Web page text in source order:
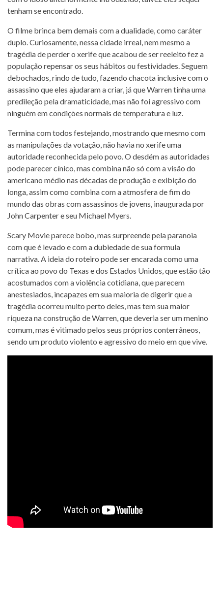
tenham se encontrado.
O filme brinca bem demais com a dualidade, como caráter
duplo. Curiosamente, nessa cidade irreal, nem mesmo a
tragédia de perder o xerife que acabou de ser reeleito fez a
população repensar os seus hábitos ou festividades. Seguem
debochados, rindo de tudo, fazendo chacota inclusive com o
assassino que eles ajudaram a criar, já que Warren tinha uma
predileção pela dramaticidade, mas não foi agressivo com
ninguém em condições normais de temperatura e luz.
Termina com todos festejando, mostrando que mesmo com
as manipulações da votação, não havia no xerife uma
autoridade reconhecida pelo povo. O desdém as autoridades
pode parecer cínico, mas combina não só com a visão do
americano médio nas décadas de produção e exibição do
longa, assim como combina com a atmosfera de fim do
mundo das obras com assassinos de jovens, inaugurada por
John Carpenter e seu Michael Myers.
Scary Movie parece bobo, mas surpreende pela paranoia
com que é levado e com a dubiedade de sua formula
narrativa. A ideia do roteiro pode ser encarada como uma
crítica ao povo do Texas e dos Estados Unidos, que estão tão
acostumados com a violência cotidiana, que parecem
anestesiados, incapazes em sua maioria de digerir que a
tragédia ocorreu muito perto deles, mas tem sua maior
riqueza na construção de Warren, que deveria ser um menino
comum, mas é vitimado pelos seus próprios conterrâneos,
sendo um produto violento e agressivo do meio em que vive.